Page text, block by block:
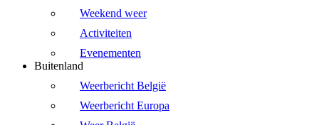
Weekend weer
Activiteiten
Evenementen
Buitenland
Weerbericht België
Weerbericht Europa